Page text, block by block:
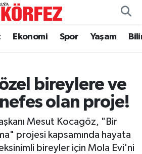
Ekonomi Spor Yaşam
özel bireylere ve
olan proje!
Mesut Kocagöz, "Bir
projesi kapsamında hayata
bireyler için Mola Evi'ni